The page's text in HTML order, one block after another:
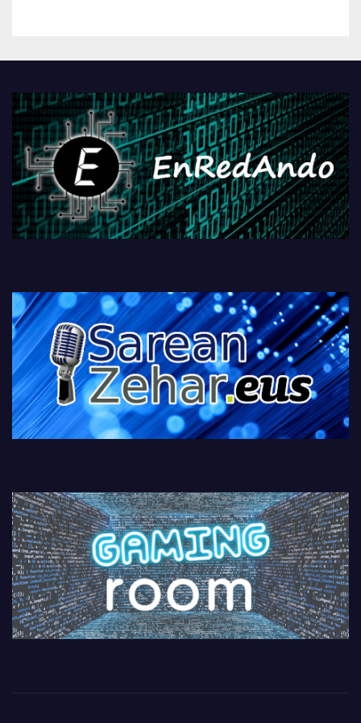
PlayStationeko bideojoko